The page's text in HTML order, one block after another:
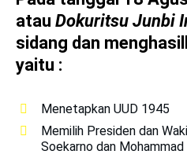
atau Dokuritsu Junbi
sidang dan
yaitu :
Menetapkan UUD 1945
Memilih Presiden dan
Soekarno dan